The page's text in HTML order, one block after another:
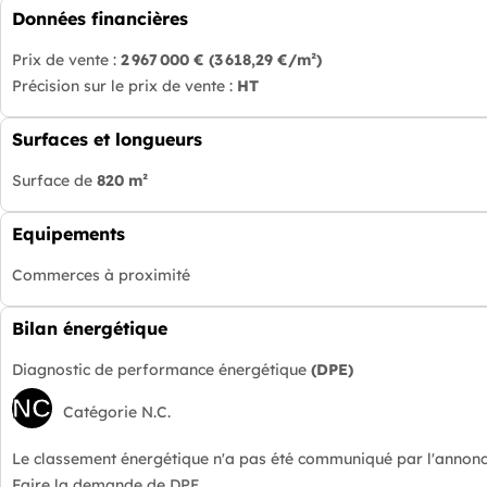
Données financières
Prix de vente : 2 967 000 € (3 618,29 €/m²)
Précision sur le prix de vente : HT
Surfaces et longueurs
Surface de 820 m²
Equipements
Commerces à proximité
Bilan énergétique
Diagnostic de performance énergétique (DPE)
NC Catégorie N.C.
Le classement énergétique n'a pas été communiqué par